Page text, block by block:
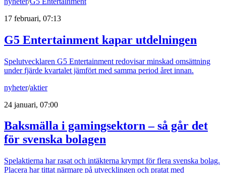
17 februari, 07:13
G5 Entertainment kapar utdelningen
Spelutvecklaren G5 Entertainment redovisar minskad omsättning
under fjärde kvartalet jämfört med samma period året innan.
nyheter/aktier
24 januari, 07:00
Baksmälla i gamingsektorn – så går det
för svenska bolagen
Spelaktierna har rasat och intäkterna krympt för flera svenska bolag.
Placera har tittat närmare på utvecklingen och pratat med